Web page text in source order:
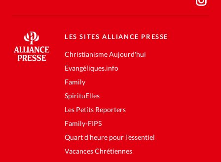
LES SITES ALLIANCE PRESSE
Christianisme Aujourd'hui
Evangéliques.info
Family
SpirituElles
Les Petits Reporters
Family-FIPS
Quart d'heure pour l'essentiel
Vacances Chrétiennes